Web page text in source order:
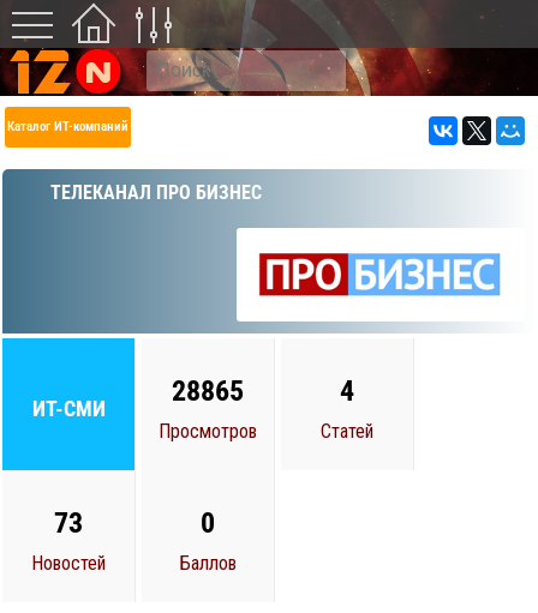
Каталог ИТ-компаний
ТЕЛЕКАНАЛ ПРО БИЗНЕС
ИТ-СМИ
28865
Просмотров
4
Статей
73
Новостей
0
Баллов